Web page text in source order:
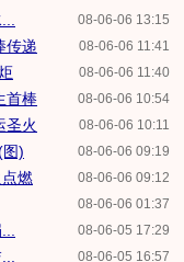
08-06-06 13:15
08-06-06 11:41
传递
08-06-06 11:40
08-06-06 10:54
首棒
08-06-06 10:11
圣火
08-06-06 09:19
)
08-06-06 09:12
燃
08-06-06 01:37
08-06-05 17:29
08-06-05 16:57